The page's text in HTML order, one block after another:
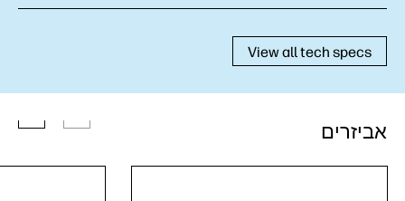
View all tech specs
אביזרים